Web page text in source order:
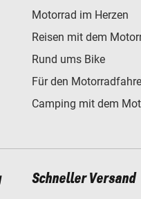
Motorrad im Herzen
Reisen mit dem
Rund ums Bike
Für den
Camping mit dem
Schneller Versand